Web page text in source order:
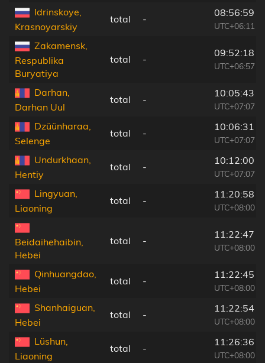
Idrinskoye,
Krasnoyarskiy
total -
08:56:59
UTC+06:11
Zakamensk,
Respublika
Buryatiya
total -
09:52:18
UTC+06:57
Darhan,
Darhan Uul
total -
10:05:43
UTC+07:07
Dzüünharaa,
Selenge
total -
10:06:31
UTC+07:07
Undurkhaan,
Hentiy
total -
10:12:00
UTC+07:07
Lingyuan,
Liaoning
total -
11:20:58
UTC+08:00
Beidaihehaibin,
Hebei
total -
11:22:47
UTC+08:00
Qinhuangdao,
Hebei
total -
11:22:45
UTC+08:00
Shanhaiguan,
Hebei
total -
11:22:54
UTC+08:00
Lüshun,
Liaoning
total -
11:26:36
UTC+08:00